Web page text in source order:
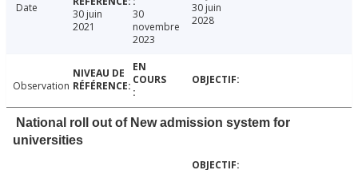
Date
30 juin
2021
30
novembre
2023
30 juin
2028
Observation
National roll out of New admission system for
universities